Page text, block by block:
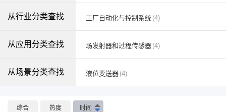
从行业分类查找 工厂自动化与控制系统 (4)
从应用分类查找 场发射器和过程传感器 (4)
从场景分类查找 液位变送器 (4)
综合 热度 时间